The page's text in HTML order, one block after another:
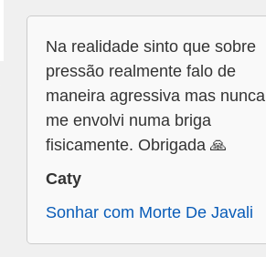
Na realidade sinto que sobre
pressão realmente falo de
maneira agressiva mas nunca
me envolvi numa briga
fisicamente. Obrigada 🙏
Caty
Sonhar com Morte De Javali